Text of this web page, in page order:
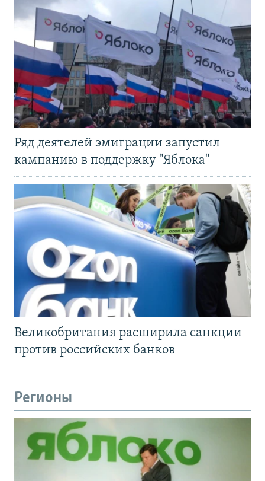
Ряд деятелей эмиграции запустил
кампанию в поддержку "Яблока"
Великобритания расширила санкции
против российских банков
Регионы